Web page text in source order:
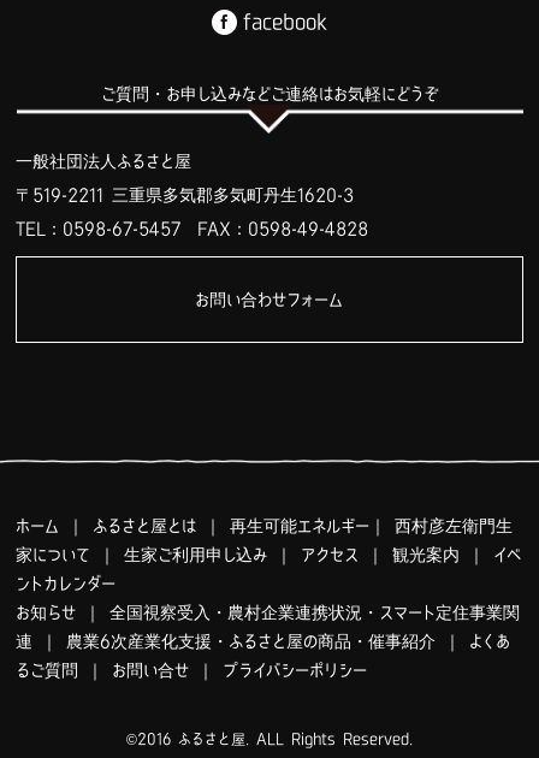
facebook
ご質問・お申し込みなどご連絡はお気軽にどうぞ
一般社団法人ふるさと屋
〒519-2211 三重県多気郡多気町丹生1620-3
TEL：0598-67-5457 FAX：0598-49-4828
お問い合わせフォーム
ホーム ふるさと屋とは ｜再生可能エネルギー ｜西村彦左衛門生
家について
｜生家ご利用申し込み アクセス ｜観光案内
イベ
ントカレンダー
お知らせ ｜全国視察受入・農村企業連携状況・スマート定住事業関
連
農業6次産業化支援・ふるさと屋の商品・催事紹介
よくあ
るご質問
お問い合せ プライバシーポリシー
©2016 ふるさと屋. ALL Rights Reserved.